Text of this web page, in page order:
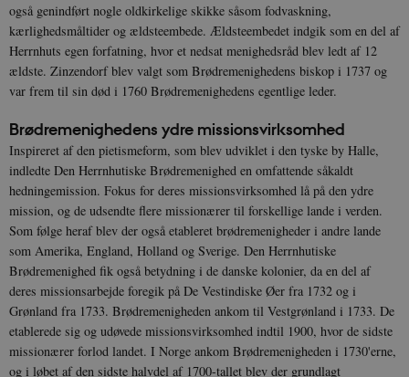
også genindført nogle oldkirkelige skikke såsom fodvaskning,
kærlighedsmåltider og ældsteembede. Ældsteembedet indgik som en del af
Herrnhuts egen forfatning, hvor et nedsat menighedsråd blev ledt af 12
ældste. Zinzendorf blev valgt som Brødremenighedens biskop i 1737 og
var frem til sin død i 1760 Brødremenighedens egentlige leder.
Brødremenighedens ydre missionsvirksomhed
Inspireret af den pietismeform, som blev udviklet i den tyske by Halle,
indledte Den Herrnhutiske Brødremenighed en omfattende såkaldt
hedningemission. Fokus for deres missionsvirksomhed lå på den ydre
mission, og de udsendte flere missionærer til forskellige lande i verden.
Som følge heraf blev der også etableret brødremenigheder i andre lande
som Amerika, England, Holland og Sverige. Den Herrnhutiske
Brødremenighed fik også betydning i de danske kolonier, da en del af
deres missionsarbejde foregik på De Vestindiske Øer fra 1732 og i
Grønland fra 1733. Brødremenigheden ankom til Vestgrønland i 1733. De
etablerede sig og udøvede missionsvirksomhed indtil 1900, hvor de sidste
missionærer forlod landet. I Norge ankom Brødremenigheden i 1730'erne,
og i løbet af den sidste halvdel af 1700-tallet blev der grundlagt